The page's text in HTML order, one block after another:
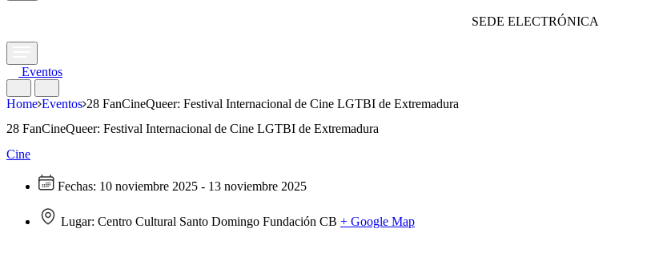
SEDE ELECTRÓNICA
Eventos
Home Eventos 28 FanCineQueer: Festival Internacional de Cine LGTBI de Extremadura
28 FanCineQueer: Festival Internacional de Cine LGTBI de Extremadura
Cine
Fechas: 10 noviembre 2025 - 13 noviembre 2025
Lugar: Centro Cultural Santo Domingo Fundación CB + Google Map